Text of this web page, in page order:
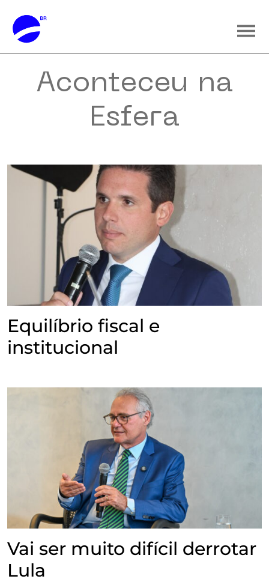
Aconteceu na
Esfera
Equilíbrio fiscal e
institucional
Vai ser muito difícil derrotar
Lula